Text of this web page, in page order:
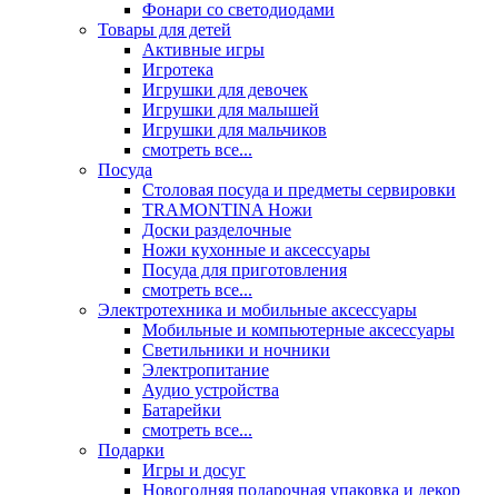
Фонари со светодиодами
Товары для детей
Активные игры
Игротека
Игрушки для девочек
Игрушки для малышей
Игрушки для мальчиков
смотреть все...
Посуда
Столовая посуда и предметы сервировки
TRAMONTINA Ножи
Доски разделочные
Ножи кухонные и аксессуары
Посуда для приготовления
смотреть все...
Электротехника и мобильные аксессуары
Мобильные и компьютерные аксессуары
Светильники и ночники
Электропитание
Аудио устройства
Батарейки
смотреть все...
Подарки
Игры и досуг
Новогодняя подарочная упаковка и декор